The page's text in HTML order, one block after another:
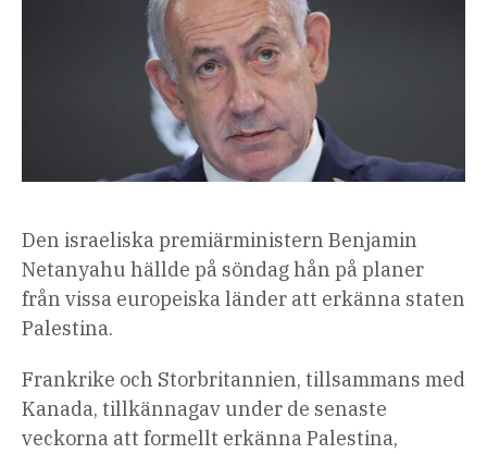
Den israeliska premiärministern Benjamin
Netanyahu hällde på söndag hån på planer
från vissa europeiska länder att erkänna staten
Palestina.
Frankrike och Storbritannien, tillsammans med
Kanada, tillkännagav under de senaste
veckorna att formellt erkänna Palestina,